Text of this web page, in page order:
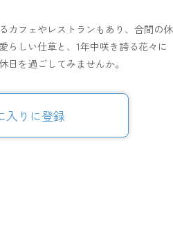
カフェやレストランもあり、合間の休
らしい仕草と、1年中咲き誇る花々に
を過ごしてみませんか。
入りに登録